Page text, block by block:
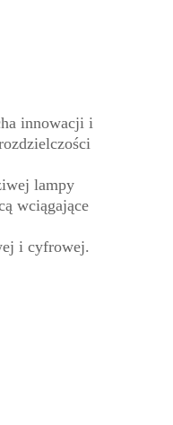
innowacji i
lampy
wciągające
i cyfrowej.